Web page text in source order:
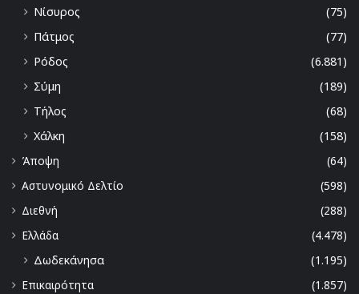
Νίσυρος
(75)
Πάτμος
(77)
Ρόδος
(6.881)
Σύμη
(189)
Τήλος
(68)
Χάλκη
(158)
Άποψη
(64)
Αστυνομικό Δελτίο
(598)
Διεθνή
(288)
Ελλάδα
(4.478)
Δωδεκάνησα
(1.195)
Επικαιρότητα
(1.857)